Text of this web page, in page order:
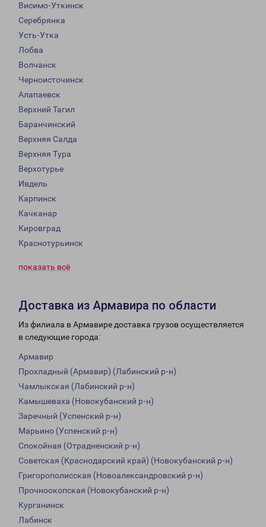
Висимо-Уткинск
Серебрянка
Усть-Утка
Лобва
Волчанск
Черноисточинск
Алапаевск
Верхний Тагил
Баранчинский
Верхняя Салда
Верхняя Тура
Верхотурье
Ивдель
Карпинск
Качканар
Кировград
Краснотурьинск
показать всё
Доставка из Армавира по области
Из филиала в Армавире доставка грузов осуществляется
в следующие города:
Армавир
Прохладный (Армавир) (Лабинский р-н)
Чамлыкская (Лабинский р-н)
Камышеваха (Новокубанский р-н)
Заречный (Успенский р-н)
Марьино (Успенский р-н)
Спокойная (Отрадненский р-н)
Советская (Краснодарский край) (Новокубанский р-н)
Григорополисская (Новоалександровский р-н)
Прочноокопская (Новокубанский р-н)
Курганинск
Лабинск